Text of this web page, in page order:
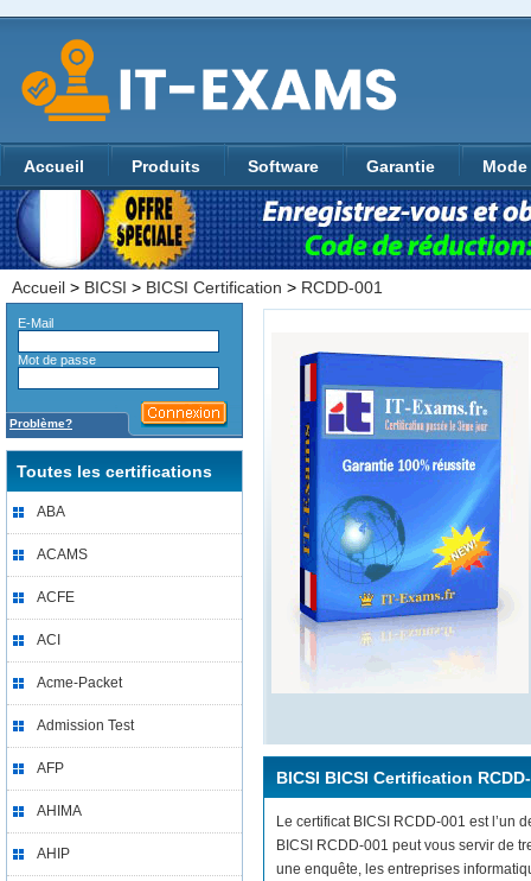
Accueil Produits Software Garantie
Accueil > BICSI > BICSI Certification > RCDD-001
E-Mail
Mot de passe
Problème?
Toutes les certifications
ABA
ACAMS
ACFE
ACI
Acme-Packet
Admission Test
AFP
AHIMA
AHIP
BICSI BICSI Certification
Le certificat BICSI RCDD-001 est l’un
BICSI RCDD-001 peut vous servir de
une enquête, les entreprises